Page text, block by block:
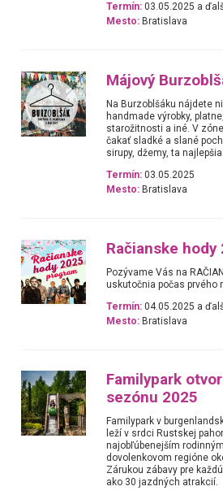
Termín: 03.05.2025 a
Mesto: Bratislava
Májový
Na Burzoblšáku nájdete
handmade výrobky,
starožitnosti a iné. V
čakať sladké a slané
sirupy, džemy, ta
Termín: 03.05.2025
Mesto: Bratislava
Račianske hody
Pozývame Vás na
uskutočnia počas prvého
Termín: 04.05.2025 a
Mesto: Bratislava
Familypark
sezónu 2025
Familypark v
leží v srdci Rustskej
najobľúbenejším
dovolenkovom regióne
Zárukou zábavy pre
ako 30 jazdných atrakcií.